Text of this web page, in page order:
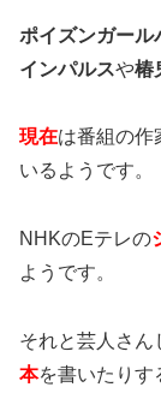
ポイズンガール
インパルスや椿
現在は番組の作
いるようです。
NHKのEテレの
ようです。
それと芸人さん
本を書いたりす